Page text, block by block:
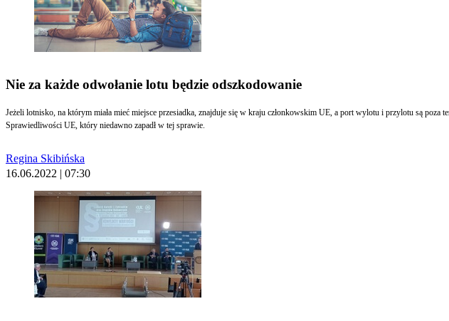
Nie za każde odwołanie lotu będzie odszkodowanie
Jeżeli lotnisko, na którym miała mieć miejsce przesiadka, znajduje się w kraju członkowskim UE, a port wylotu i przylotu są
Sprawiedliwości UE, który niedawno zapadł w tej sprawie.
Regina Skibińska
16.06.2022 | 07:30